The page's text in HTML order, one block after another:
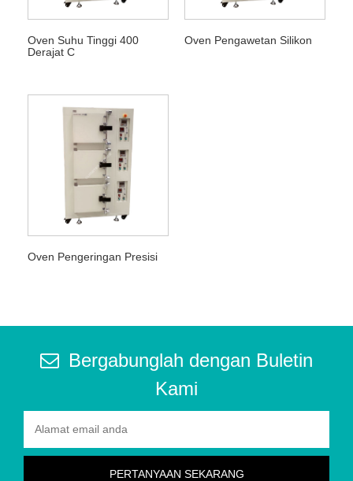
Oven Suhu Tinggi 400
Derajat C
Oven Pengawetan Silikon
Oven Pengeringan Presisi
Bergabunglah dengan Buletin
Kami